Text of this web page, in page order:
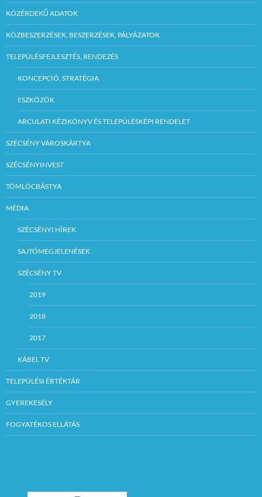
KÖZÉRDEKŰ ADATOK
KÖZBESZERZÉSEK, BESZERZÉSEK, PÁLYÁZATOK
TELEPÜLÉSFEJLESZTÉS, RENDEZÉS
KONCEPCIÓ, STRATÉGIA
ESZKÖZÖK
ARCULATI KÉZIKÖNYV ÉS TELEPÜLÉSKÉPI RENDELET
SZÉCSÉNY VÁROSKÁRTYA
SZÉCSÉNYINVEST
TÖMLÖCBÁSTYA
MÉDIA
SZÉCSÉNYI HÍREK
SAJTÓMEGJELENÉSEK
SZÉCSÉNY TV
2019
2018
2017
KÁBEL TV
TELEPÜLÉSI ÉRTÉKTÁR
GYEREKESÉLY
FOGYATÉKOS ELLÁTÁS